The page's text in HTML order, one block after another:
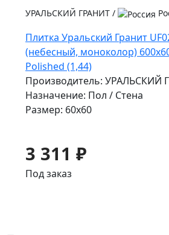
УРАЛЬСКИЙ ГРАНИТ /
Плитка Уральский Гранит
(небесный, моноколор)
Polished (1,44)
Производитель: УРАЛЬСКИЙ
Назначение: Пол / Стена
Размер: 60x60
3 311 ₽
Под заказ